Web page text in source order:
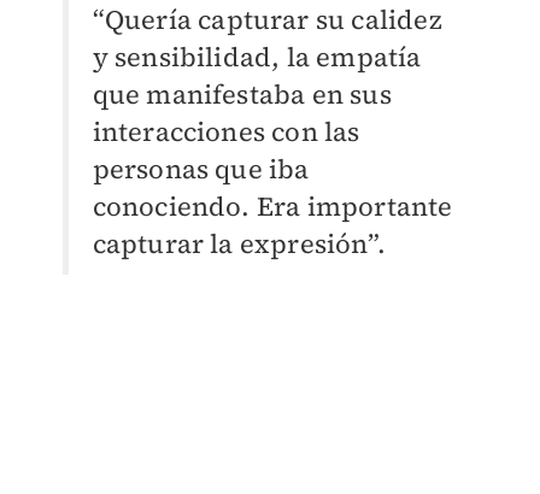
“Quería capturar su calidez
y sensibilidad, la empatía
que manifestaba en sus
interacciones con las
personas que iba
conociendo. Era importante
capturar la expresión”.